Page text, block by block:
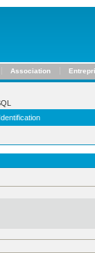
Association
Identification